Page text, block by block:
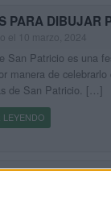
PARA DIBUJAR
San Patricio es una
manera de
de San Patricio. […]
LEYENDO
y Atención